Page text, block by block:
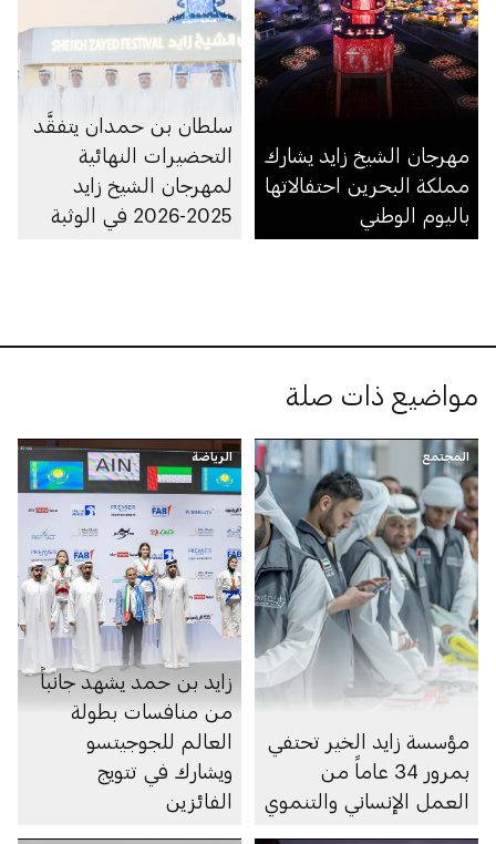
مهرجان الشيخ زايد يشارك
مملكة البحرين احتفالاتها
باليوم الوطني
سلطان بن حمدان يتفقَّد
التحضيرات النهائية
لمهرجان الشيخ زايد
2025-2026 في الوثبة
مواضيع ذات صلة
المجتمع
مؤسسة زايد الخير تحتفي
بمرور 34 عاماً من
العمل الإنساني والتنموي
الرياضة
زايد بن حمد يشهد جانباً
من منافسات بطولة
العالم للجوجيتسو
ويشارك في تتويج
الفائزين